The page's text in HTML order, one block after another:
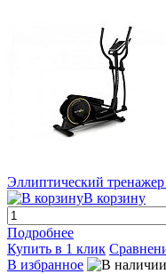
Эллиптический
В корзину
Подробнее
Купить в 1 клик
В избранное